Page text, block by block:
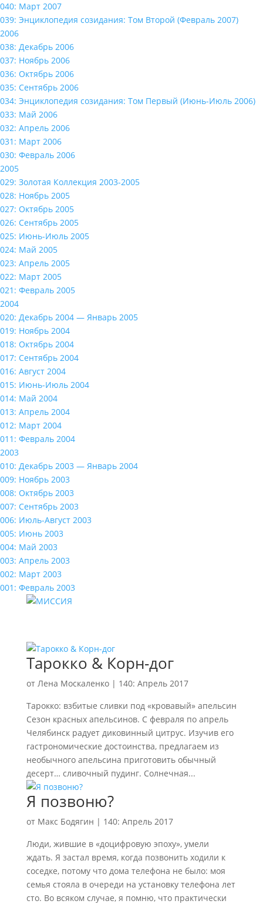
040: Март 2007
039: Энциклопедия созидания: Том Второй (Февраль 2007)
2006
038: Декабрь 2006
037: Ноябрь 2006
036: Октябрь 2006
035: Сентябрь 2006
034: Энциклопедия созидания: Том Первый (Июнь-Июль 2006)
033: Май 2006
032: Апрель 2006
031: Март 2006
030: Февраль 2006
2005
029: Золотая Коллекция 2003-2005
028: Ноябрь 2005
027: Октябрь 2005
026: Сентябрь 2005
025: Июнь-Июль 2005
024: Май 2005
023: Апрель 2005
022: Март 2005
021: Февраль 2005
2004
020: Декабрь 2004 — Январь 2005
019: Ноябрь 2004
018: Октябрь 2004
017: Сентябрь 2004
016: Август 2004
015: Июнь-Июль 2004
014: Май 2004
013: Апрель 2004
012: Март 2004
011: Февраль 2004
2003
010: Декабрь 2003 — Январь 2004
009: Ноябрь 2003
008: Октябрь 2003
007: Сентябрь 2003
006: Июль-Август 2003
005: Июнь 2003
004: Май 2003
003: Апрель 2003
002: Март 2003
001: Февраль 2003
Тарокко & Корн-дог
от Лена Москаленко| 140: Апрель 2017
Тарокко: взбитые сливки под «кровавый» апельсин
Сезон красных апельсинов. С февраля по апрель
Челябинск радует диковинный цитрус. Изучив его
гастрономические достоинства, предлагаем из
необычного апельсина приготовить обычный
десерт… сливочный пудинг. Солнечная...
Я позвоню?
от Макс Бодягин | 140: Апрель 2017
Люди, жившие в «доцифровую эпоху», умели
ждать. Я застал время, когда позвонить ходили к
соседке, потому что дома телефона не было: моя
семья стояла в очереди на установку телефона лет
сто. Во всяком случае, я помню, что практически